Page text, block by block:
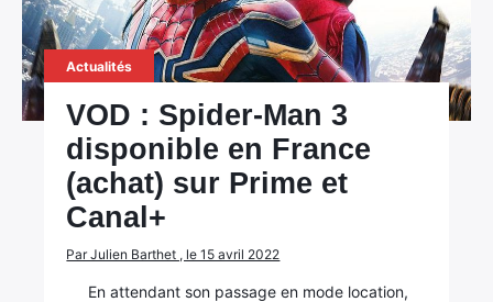
Actualités
VOD : Spider-Man 3
disponible en France
(achat) sur Prime et
Canal+
Par Julien Barthet , le 15 avril 2022
En attendant son passage en mode location,